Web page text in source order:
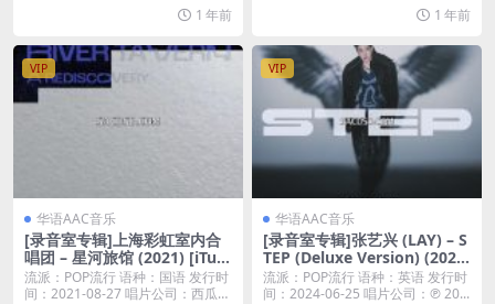
1 年前
1 年前
VIP
华语AAC音乐
[录音室专辑]上海彩虹室内合
唱团 – 星河旅馆 (2021) [iTun
es Plus M4A]
流派：POP流行 语种：国语 发行时
间：2021-08-27 唱片公司：西瓜山
VIP
华语AAC音乐
[录音室专辑]张艺兴 (LAY) – S
TEP (Deluxe Version) (2024)
[iTunes Plus M4A]
流派：POP流行 语种：英语 发行时
间：2024-06-25 唱片公司：℗ 20...